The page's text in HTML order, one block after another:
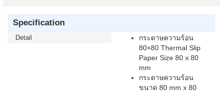
Specification
Detail
กระดาษความร้อน
80×80 Thermal Slip
Paper Size 80 x 80
mm
กระดาษความร้อน
ขนาด 80 mm x 80